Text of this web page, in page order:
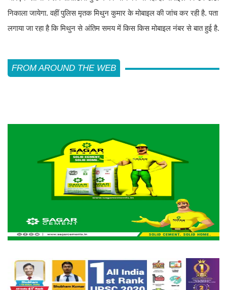
निकाला जायेगा. वहीं पुलिस मृतक मिथुन कुमार के मोबाइल की जांच कर रही है. पता
लगाया जा रहा है कि मिथुन से अंतिम समय में किस किस मोबाइल नंबर से बात हुई है.
FROM AROUND THE WEB